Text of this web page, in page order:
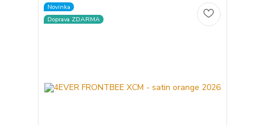
Novinka
Doprava ZDARMA